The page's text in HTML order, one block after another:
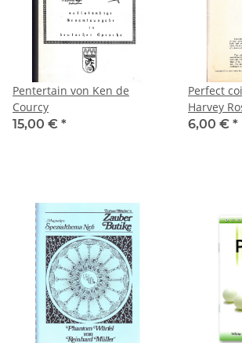
Pentertain von Ken de
Courcy
15,00 € *
Perfect
Harvey
6,00 € *